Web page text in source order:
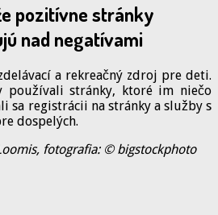
pozitívne stránky
nad negatívami
a rekreačný zdroj pre deti.
používali stránky, ktoré im niečo
sa registrácii na stránky a služby s
dospelých.
fotografia: © bigstockphoto